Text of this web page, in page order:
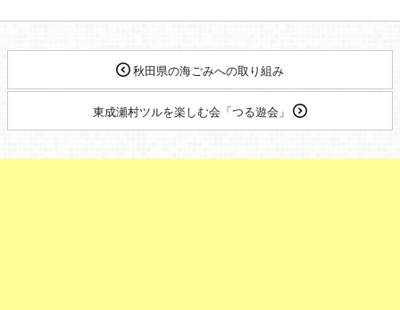
秋田県の海ごみへの取り組み
東成瀬村ツルを楽しむ会「つる遊会」